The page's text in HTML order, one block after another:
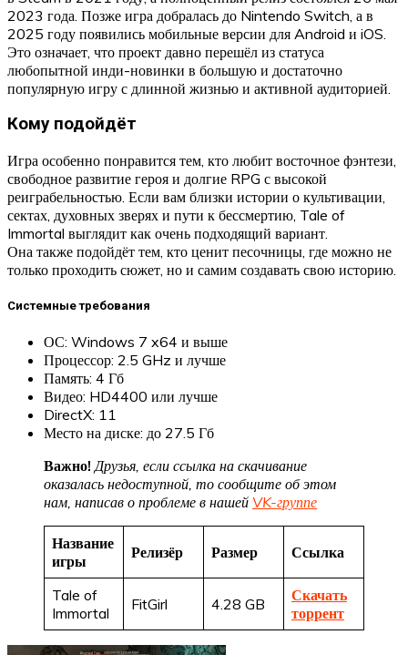
2023 года. Позже игра добралась до Nintendo Switch, а в
2025 году появились мобильные версии для Android и iOS.
Это означает, что проект давно перешёл из статуса
любопытной инди-новинки в большую и достаточно
популярную игру с длинной жизнью и активной аудиторией.
Кому подойдёт
Игра особенно понравится тем, кто любит восточное фэнтези,
свободное развитие героя и долгие RPG с высокой
реиграбельностью. Если вам близки истории о культивации,
сектах, духовных зверях и пути к бессмертию, Tale of
Immortal выглядит как очень подходящий вариант.
Она также подойдёт тем, кто ценит песочницы, где можно не
только проходить сюжет, но и самим создавать свою историю.
Системные требования
ОС: Windows 7 x64 и выше
Процессор: 2.5 GHz и лучше
Память: 4 Гб
Видео: HD4400 или лучше
DirectX: 11
Место на диске: до 27.5 Гб
Важно!Друзья, если ссылка на скачивание
оказалась недоступной, то сообщите об этом
нам, написав о проблеме в нашей VK-группе
Название
игры
Релизёр Размер Ссылка
Tale of
Immortal
FitGirl 4.28 GB
Скачать
торрент